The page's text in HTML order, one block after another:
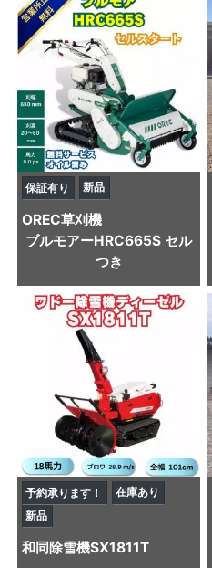
保証有り 新品
OREC草刈機
ブルモアーHRC665S セル
つき
予約承ります！
在庫あり
新品
和同除雪機SX1811T